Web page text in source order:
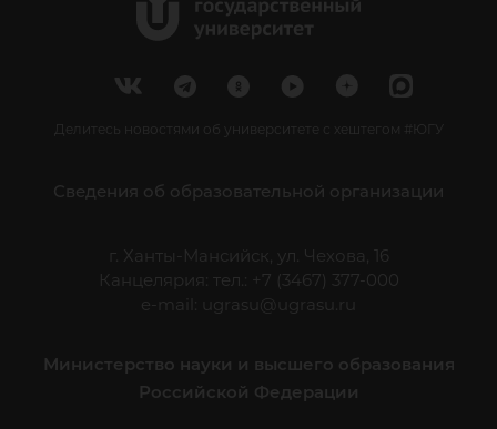
Делитесь новостями об университете с хештегом #ЮГУ
Сведения об образовательной организации
г. Ханты-Мансийск, ул. Чехова, 16
Канцелярия: тел.: +7 (3467) 377-000
e-mail:
ugrasu@ugrasu.ru
Министерство науки и высшего образования
Российской Федерации